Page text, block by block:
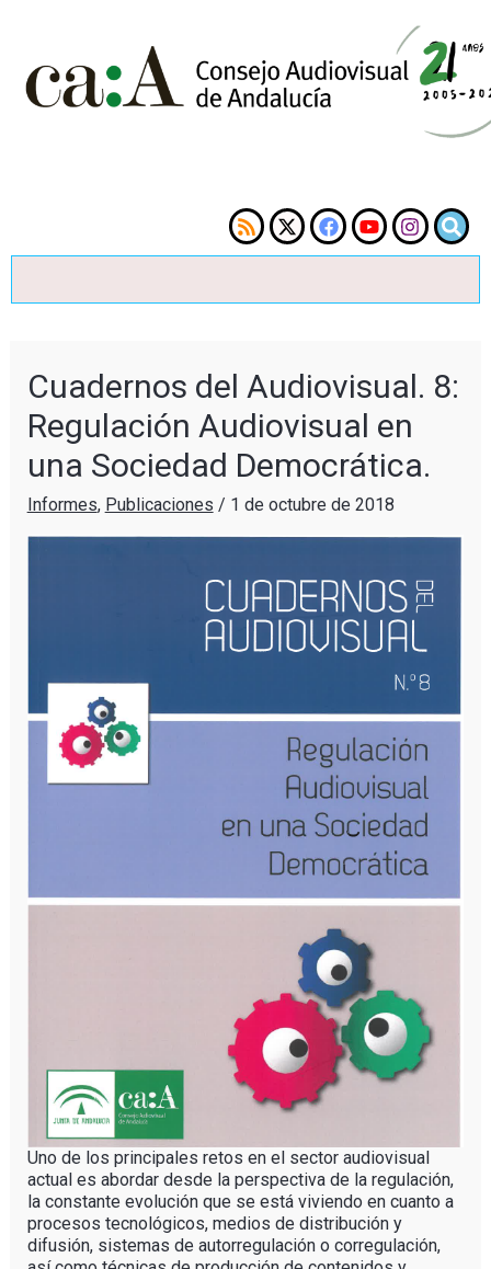
Cuadernos del Audiovisual. 8:
Regulación Audiovisual en
una Sociedad Democrática.
Informes, Publicaciones / 1 de octubre de 2018
Uno de los principales retos en el sector audiovisual
actual es abordar desde la perspectiva de la regulación,
la constante evolución que se está viviendo en cuanto a
procesos tecnológicos, medios de distribución y
difusión, sistemas de autorregulación o corregulación,